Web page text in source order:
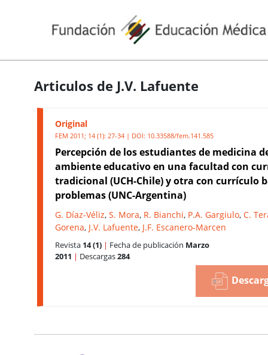
Articulos de J.V. Lafuente
Original
FEM 2011; 14 (1): 27-34 | DOI: 10.33588/fem.141.585
Percepción de los estudiantes de medicina
ambiente educativo en una facultad con
tradicional (UCH-Chile) y otra con currículo
problemas (UNC-Argentina)
G. Díaz-Véliz, S. Mora, R. Bianchi, P.A. Gargiulo, C.
Gorena, J.V. Lafuente, J.F. Escanero-Marcen
Revista 14 (1) | Fecha de publicación Marzo
2011 | Descargas284